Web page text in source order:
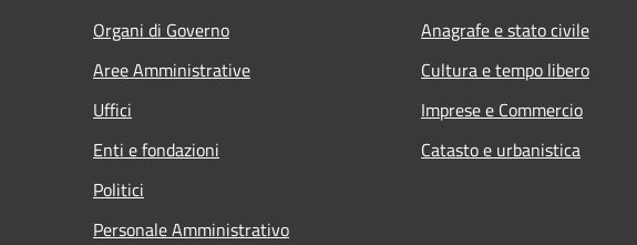
Organi di Governo
Aree Amministrative
Uffici
Enti e fondazioni
Politici
Personale Amministrativo
Anagrafe e stato civile
Cultura e tempo libero
Imprese e Commercio
Catasto e urbanistica